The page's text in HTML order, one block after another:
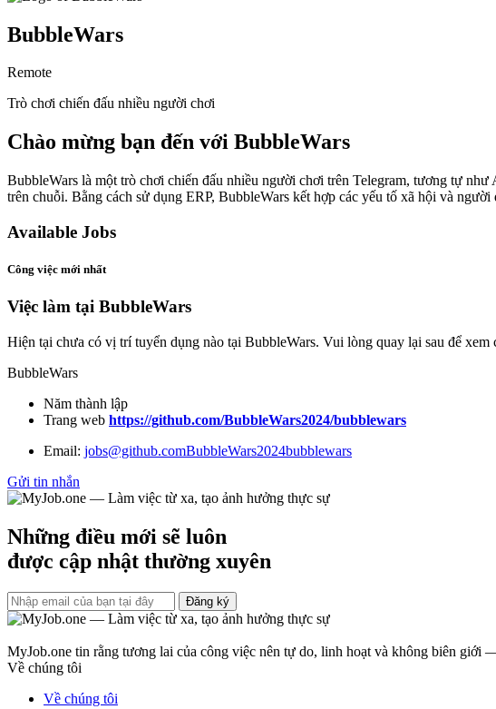
BubbleWars
Remote
Trò chơi chiến đấu nhiều người chơi
Chào mừng bạn đến với BubbleWars
BubbleWars là một trò chơi chiến đấu nhiều người chơi trên Telegram, tương tự
trên chuỗi. Bằng cách sử dụng ERP, BubbleWars kết hợp các yếu tố xã hội và
Available Jobs
Công việc mới nhất
Việc làm tại BubbleWars
Hiện tại chưa có vị trí tuyển dụng nào tại BubbleWars. Vui lòng quay lại sau để xem
BubbleWars
Năm thành lập
Trang web https://github.com/BubbleWars2024/bubblewars
Email: jobs@github.comBubbleWars2024bubblewars
Gửi tin nhắn
Những điều mới sẽ luôn
được cập nhật thường xuyên
Đăng ký
MyJob.one tin rằng tương lai của công việc nên tự do, linh hoạt và không biên
Về chúng tôi
Về chúng tôi